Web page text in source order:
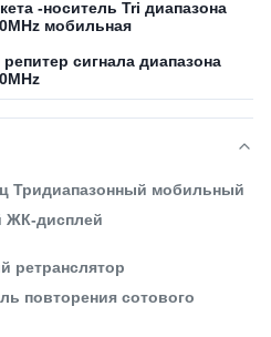
-носитель Tri диапазона
мобильная
репитер сигнала диапазона
Тридиапазонный мобильный
ЖК-дисплей
ретранслятор
повторения сотового